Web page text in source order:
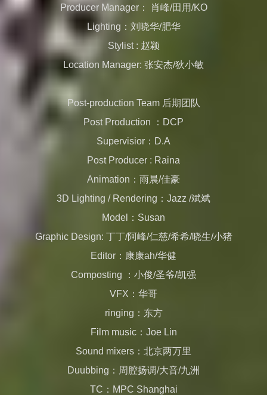
Producer Manager： 肖峰/田用/KO
Lighting：刘晓华/肥华
Stylist : 赵颖
Location Manager: 张安杰/狄小敏
Post-production Team 后期团队
Post Production ：DCP
Supervisior：D.A
Post Producer : Raina
Animation：雨晨/佳豪
3D Lighting / Rendering：Jazz /斌斌
Model：Susan
Graphic Design: 丁丁/阿峰/仁慈/希希/晓生/小猪
Editor：康康ah/华健
Composting ：小俊/圣爷/凯强
VFX：华哥
ringing：东方
Film music：Joe Lin
Sound mixers：北京两万里
Duubbing：周腔扬调/大音/九洲
TC：MPC Shanghai